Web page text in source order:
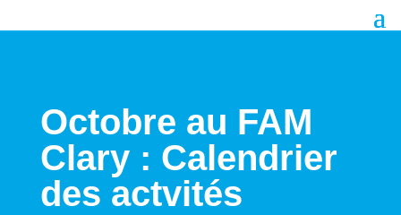
Octobre au FAM
Clary : Calendrier
des actvités